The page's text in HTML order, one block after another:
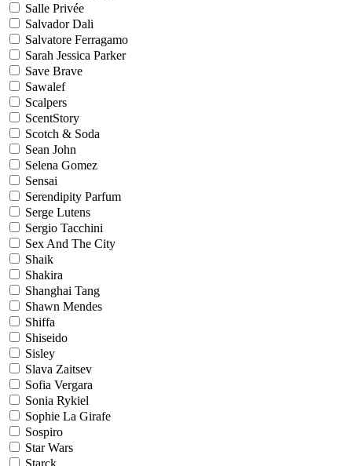
Salle Privée
Salvador Dali
Salvatore Ferragamo
Sarah Jessica Parker
Save Brave
Sawalef
Scalpers
ScentStory
Scotch & Soda
Sean John
Selena Gomez
Sensai
Serendipity Parfum
Serge Lutens
Sergio Tacchini
Sex And The City
Shaik
Shakira
Shanghai Tang
Shawn Mendes
Shiffa
Shiseido
Sisley
Slava Zaitsev
Sofia Vergara
Sonia Rykiel
Sophie La Girafe
Sospiro
Star Wars
Starck